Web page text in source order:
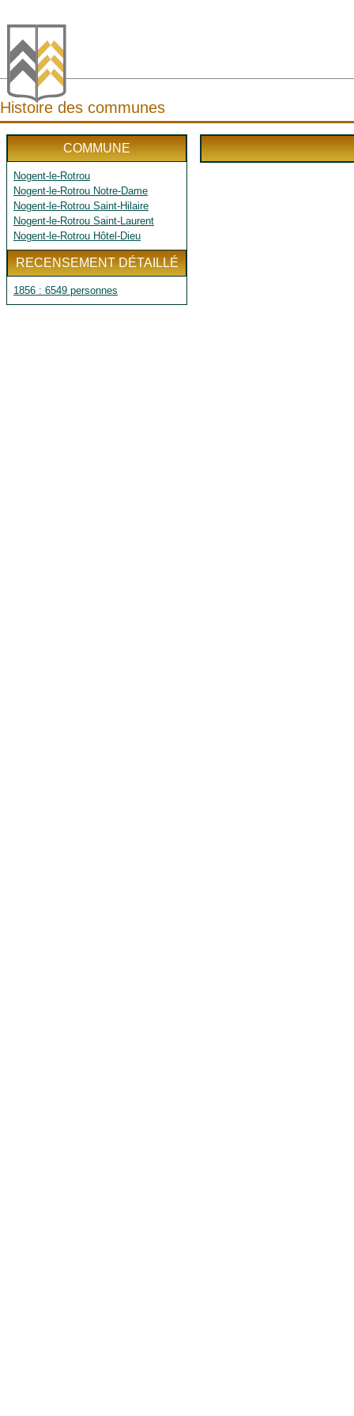
Histoire des communes
COMMUNE
Nogent-le-Rotrou
Nogent-le-Rotrou Notre-Dame
Nogent-le-Rotrou Saint-Hilaire
Nogent-le-Rotrou Saint-Laurent
Nogent-le-Rotrou Hôtel-Dieu
RECENSEMENT DÉTAILLÉ
1856 : 6549 personnes